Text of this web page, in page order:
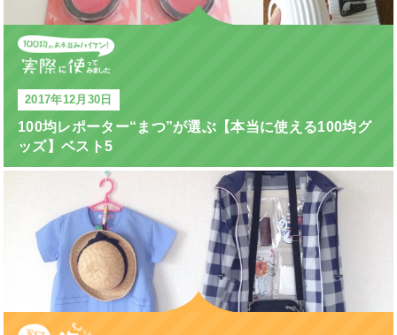
2017年12月30日
100均レポーター“まつ”が選ぶ【本当に使える100均グ
ッズ】ベスト5